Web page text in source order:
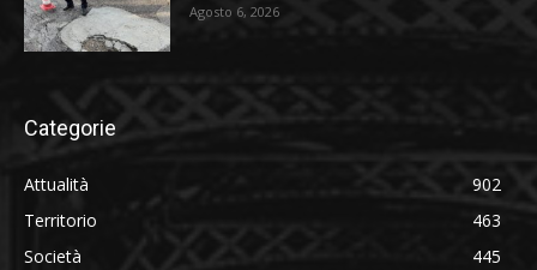
Agosto 6, 2026
Categorie
Attualità
902
Territorio
463
Società
445